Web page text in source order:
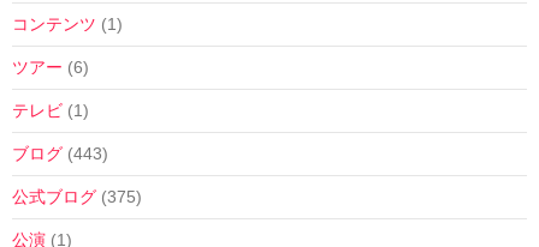
コンテンツ (1)
ツアー (6)
テレビ (1)
ブログ (443)
公式ブログ (375)
公演 (1)